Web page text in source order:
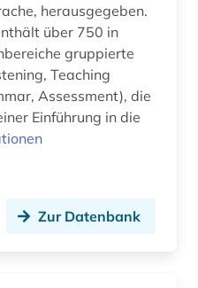
herausgegeben.
über 750 in
gruppierte
Teaching
Assessment), die
Einführung in die
Zur Datenbank